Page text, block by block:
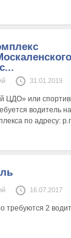
31.01.2019
или
водитель
по адресу:
16.07.2017
требуются 2